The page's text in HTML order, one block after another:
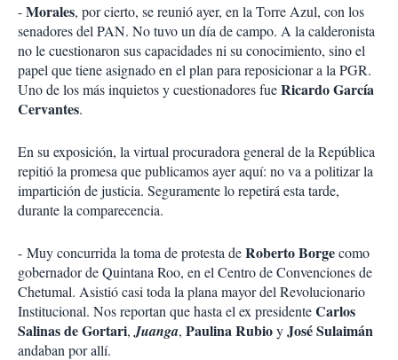
-Morales, por cierto, se reunió ayer, en la Torre Azul, con los
senadores del PAN. No tuvo un día de campo. A la calderonista
no le cuestionaron sus capacidades ni su conocimiento, sino el
papel que tiene asignado en el plan para reposicionar a la PGR.
Uno de los más inquietos y cuestionadores fueRicardo García
Cervantes.
En su exposición, la virtual procuradora general de la República
repitió la promesa que publicamos ayer aquí: no va a politizar la
impartición de justicia. Seguramente lo repetirá esta tarde,
durante la comparecencia.
- Muy concurrida la toma de protesta deRoberto Borgecomo
gobernador de Quintana Roo, en el Centro de Convenciones de
Chetumal. Asistió casi toda la plana mayor del Revolucionario
Institucional. Nos reportan que hasta el ex presidenteCarlos
Salinas de Gortari, Juanga, Paulina RubioyJosé Sulaimán
andaban por allí.